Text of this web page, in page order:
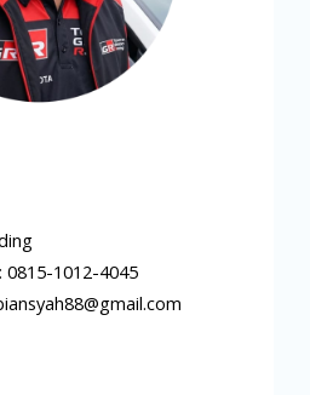
0815-1012-4045